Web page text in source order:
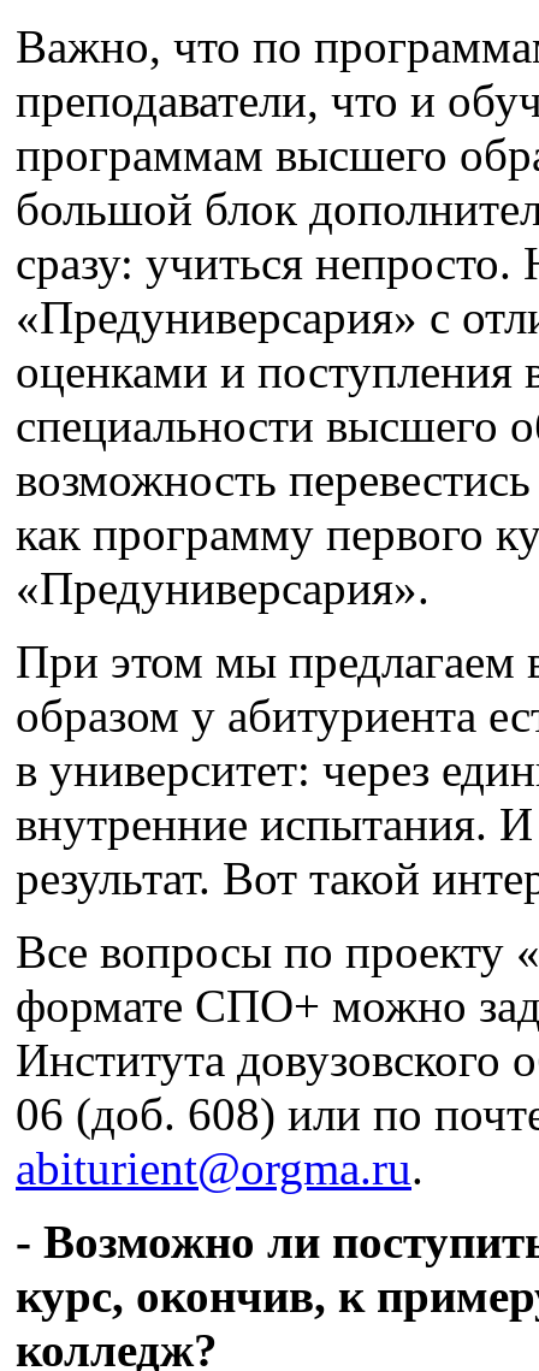
Важно, что по
преподаватели, что и
программам высшего
большой блок
сразу: учиться
«Предуниверсария» с
оценками и поступления
специальности высшего
возможность
как программу первого
«Предуниверсария».
При этом мы предлагаем
образом у абитуриента
в университет: через
внутренние испытания.
результат. Вот такой
Все вопросы по проекту
формате СПО+ можно
Института довузовского
06 (доб. 608) или по
abiturient@orgma.ru.
- Возможно ли
курс, окончив, к
колледж?